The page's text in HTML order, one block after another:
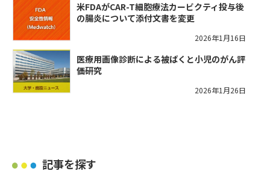
米FDAがCAR-T細胞療法カービクティ投与後
の腸炎について添付文書を変更
2026年1月16日
医療用画像診断による被ばくと小児のがん評
価研究
2026年1月26日
記事を探す